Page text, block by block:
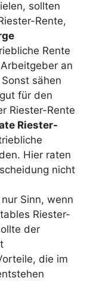
sollten
Rente,
Rente
an
sähen
für den
Riester-Rente
Riester-
Hier raten
nicht
Sinn, wenn
Riester-
der
die im